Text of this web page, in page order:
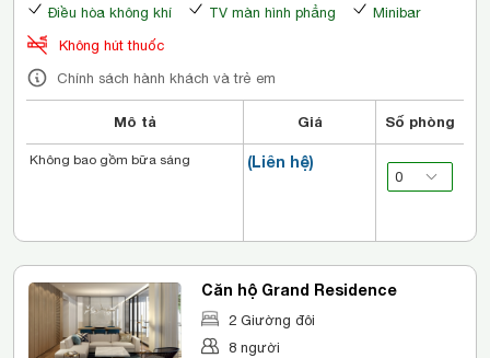
Điều hòa không khí TV màn hình phẳng
Minibar
Không hút thuốc
Chính sách hành khách và trẻ em
Mô tả Giá Số phòng
(Liên hệ)
Không bao gồm bữa sáng
Căn hộ Grand Residence
2 Giường đôi
8 người